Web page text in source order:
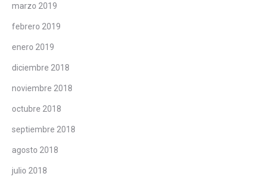
marzo 2019
febrero 2019
enero 2019
diciembre 2018
noviembre 2018
octubre 2018
septiembre 2018
agosto 2018
julio 2018